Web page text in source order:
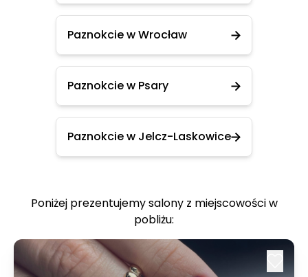
Paznokcie w Wrocław
Paznokcie w Psary
Paznokcie w Jelcz-Laskowice
Poniżej prezentujemy salony z miejscowości w
pobliżu: